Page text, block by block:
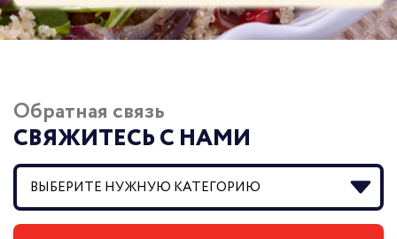
Обратная связь
СВЯЖИТЕСЬ С НАМИ